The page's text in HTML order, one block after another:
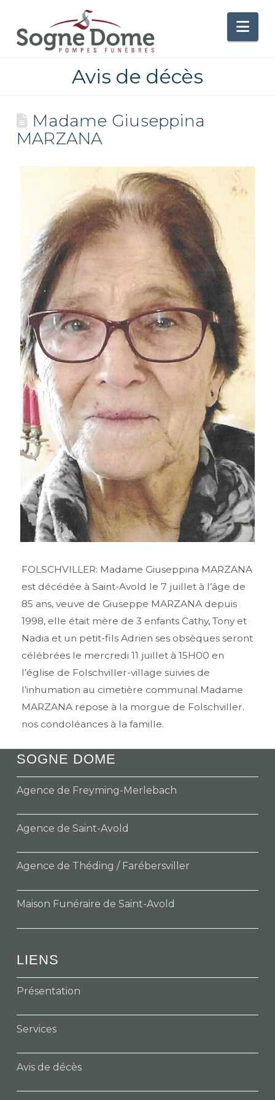
Avis de décès
Madame Giuseppina
MARZANA
FOLSCHVILLER: Madame Giuseppina MARZANA
est décédée à Saint-Avold le 7 juillet à l’âge de
85 ans, veuve de Giuseppe MARZANA depuis
1998, elle était mère de 3 enfants Cathy, Tony et
Nadia et un petit-fils Adrien ses obsèques seront
célébrées le mercredi 11 juillet à 15H00 en
l’église de Folschviller-village suivies de
l’inhumation au cimetière communal.Madame
MARZANA repose à la morgue de Folschviller.
nos condoléances à la famille.
SOGNE DOME
Agence de Freyming-Merlebach
Agence de Saint-Avold
Agence de Théding / Farébersviller
Maison Funéraire de Saint-Avold
LIENS
Présentation
Services
Avis de décès